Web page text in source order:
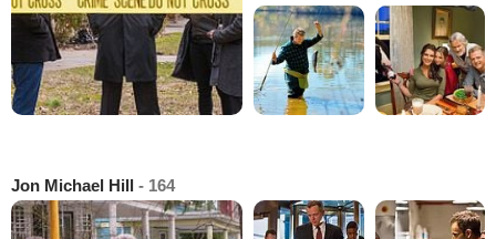
Jon Michael Hill - 164